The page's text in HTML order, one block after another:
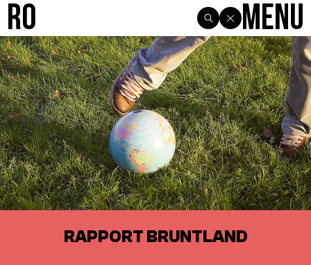
R0 Menu
RAPPORT BRUNTLAND